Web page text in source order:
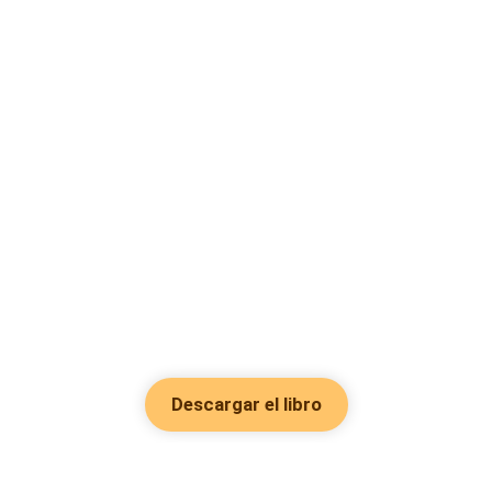
Descargar el libro